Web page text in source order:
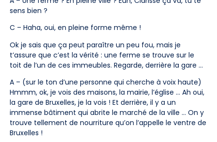
sens bien ?
C – Haha, oui, en pleine forme même !
Ok je sais que ça peut paraître un peu fou, mais je
t’assure que c’est la vérité : une ferme se trouve sur le
toit de l’un de ces immeubles. Regarde, derrière la gare …
A – (sur le ton d’une personne qui cherche à voix haute)
Hmmm, ok, je vois des maisons, la mairie, l’église … Ah oui,
la gare de Bruxelles, je la vois ! Et derrière, il y a un
immense bâtiment qui abrite le marché de la ville … On y
trouve tellement de nourriture qu’on l’appelle le ventre de
Bruxelles !